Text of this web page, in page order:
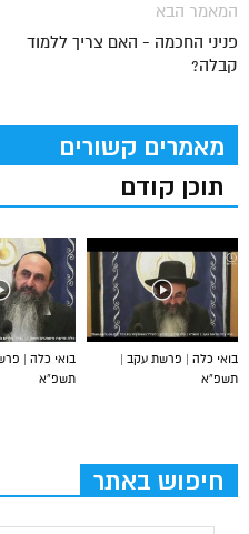
המאמר הבא
פניני החכמה - האם צריך ללמוד
קבלה?
מאמרים קשורים
תוכן קודם
בואי כלה |
תשפ”א
בואי כלה | פרשת עקב |
תשפ”א
חיפוש באתר